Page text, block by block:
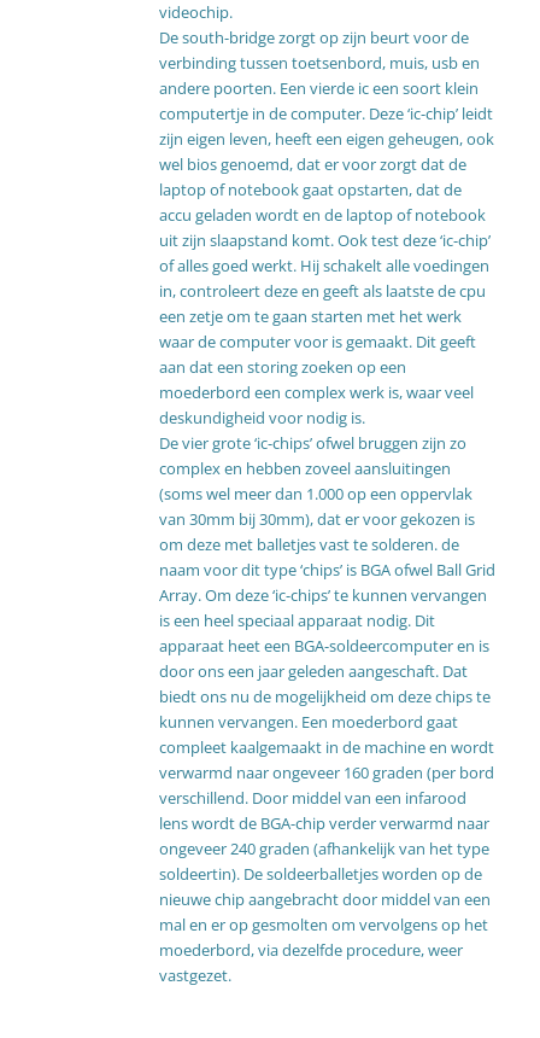
videochip.
De south-bridge zorgt op zijn beurt voor de
verbinding tussen toetsenbord, muis, usb en
andere poorten. Een vierde ic een soort klein
computertje in de computer. Deze ‘ic-chip’ leidt
zijn eigen leven, heeft een eigen geheugen, ook
wel bios genoemd, dat er voor zorgt dat de
laptop of notebook gaat opstarten, dat de
accu geladen wordt en de laptop of notebook
uit zijn slaapstand komt. Ook test deze ‘ic-chip’
of alles goed werkt. Hij schakelt alle voedingen
in, controleert deze en geeft als laatste de cpu
een zetje om te gaan starten met het werk
waar de computer voor is gemaakt. Dit geeft
aan dat een storing zoeken op een
moederbord een complex werk is, waar veel
deskundigheid voor nodig is.
De vier grote ‘ic-chips’ ofwel bruggen zijn zo
complex en hebben zoveel aansluitingen
(soms wel meer dan 1.000 op een oppervlak
van 30mm bij 30mm), dat er voor gekozen is
om deze met balletjes vast te solderen. de
naam voor dit type ‘chips’ is BGA ofwel Ball Grid
Array. Om deze ‘ic-chips’ te kunnen vervangen
is een heel speciaal apparaat nodig. Dit
apparaat heet een BGA-soldeercomputer en is
door ons een jaar geleden aangeschaft. Dat
biedt ons nu de mogelijkheid om deze chips te
kunnen vervangen. Een moederbord gaat
compleet kaalgemaakt in de machine en wordt
verwarmd naar ongeveer 160 graden (per bord
verschillend. Door middel van een infarood
lens wordt de BGA-chip verder verwarmd naar
ongeveer 240 graden (afhankelijk van het type
soldeertin). De soldeerballetjes worden op de
nieuwe chip aangebracht door middel van een
mal en er op gesmolten om vervolgens op het
moederbord, via dezelfde procedure, weer
vastgezet.